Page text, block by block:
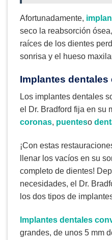
Afortunadamente,
seco la reabsorción
raíces de los dientes
sonrisa y el hueso
Implantes dentales
Los implantes dentales
el Dr. Bradford fija en su
coronas, puenteso
¡Con estas
llenar los vacíos en su
completo de dientes!
necesidades, el Dr.
los dos tipos de
Implantes dentales
grandes, de unos 5 mm